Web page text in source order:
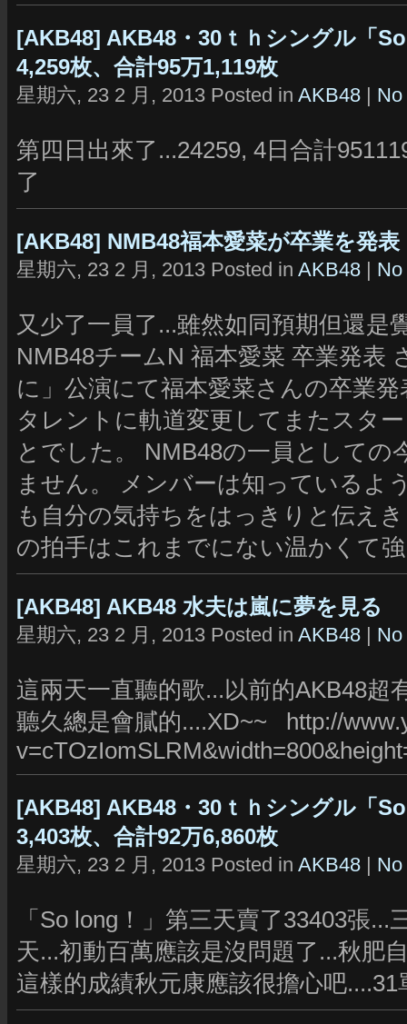
[AKB48] AKB48・30ｔｈシングル「
4,259枚、合計95万1,119枚
星期六, 23 2 月, 2013 Posted in AKB48 |
第四日出來了...24259, 4日合計
了
[AKB48] NMB48福本愛菜が卒業を発表
星期六, 23 2 月, 2013 Posted in AKB48 |
又少了一員了...雖然如同預期但還是
NMB48チームN 福本愛菜 卒業発表
に」公演にて福本愛菜さんの卒業
タレントに軌道変更してまたスタ
とでした。 NMB48の一員として
ません。 メンバーは知っているよ
も自分の気持ちをはっきりと伝え
の拍手はこれまでにない温かくて
[AKB48] AKB48 水夫は嵐に夢を見る
星期六, 23 2 月, 2013 Posted in AKB48 |
這兩天一直聽的歌...以前的AKB48超
聽久總是會膩的....XD~~ http://
[AKB48] AKB48・30ｔｈシングル「
3,403枚、合計92万6,860枚
星期六, 23 2 月, 2013 Posted in AKB48 |
「So long！」第三天賣了33403張
天...初動百萬應該是沒問題了...秋肥
這樣的成績秋元康應該很擔心吧